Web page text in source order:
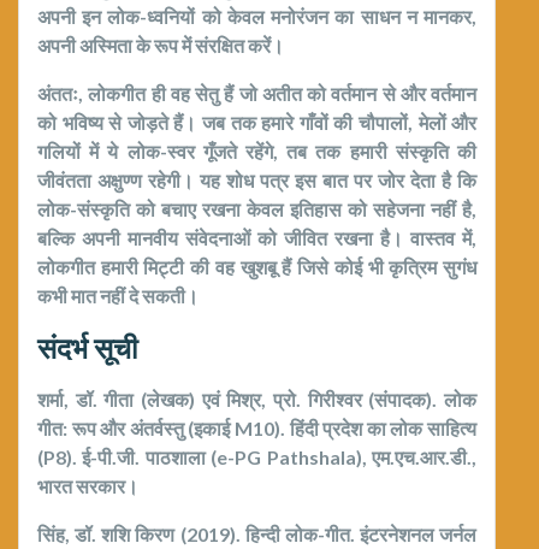
अपनी इन लोक-ध्वनियों को केवल मनोरंजन का साधन न मानकर,
अपनी अस्मिता के रूप में संरक्षित करें।
अंततः, लोकगीत ही वह सेतु हैं जो अतीत को वर्तमान से और वर्तमान
को भविष्य से जोड़ते हैं। जब तक हमारे गाँवों की चौपालों, मेलों और
गलियों में ये लोक-स्वर गूँजते रहेंगे, तब तक हमारी संस्कृति की
जीवंतता अक्षुण्ण रहेगी। यह शोध पत्र इस बात पर जोर देता है कि
लोक-संस्कृति को बचाए रखना केवल इतिहास को सहेजना नहीं है,
बल्कि अपनी मानवीय संवेदनाओं को जीवित रखना है। वास्तव में,
लोकगीत हमारी मिट्टी की वह खुशबू हैं जिसे कोई भी कृत्रिम सुगंध
कभी मात नहीं दे सकती।
संदर्भ सूची
शर्मा, डॉ. गीता (लेखक) एवं मिश्र, प्रो. गिरीश्वर (संपादक). लोक
गीत: रूप और अंतर्वस्तु (इकाई M10). हिंदी प्रदेश का लोक साहित्य
(P8). ई-पी.जी. पाठशाला (e-PG Pathshala), एम.एच.आर.डी.,
भारत सरकार।
सिंह, डॉ. शशि किरण (2019). हिन्दी लोक-गीत. इंटरनेशनल जर्नल